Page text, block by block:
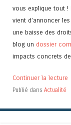
vous explique tout !
vient d’annoncer
une baisse des
blog un dossier
impacts concrets
Continuer la lecture
Publié dans Actualité